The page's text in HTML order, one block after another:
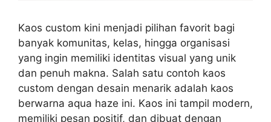
Kaos custom kini menjadi pilihan favorit bagi
banyak komunitas, kelas, hingga organisasi
yang ingin memiliki identitas visual yang unik
dan penuh makna. Salah satu contoh kaos
custom dengan desain menarik adalah kaos
berwarna aqua haze ini. Kaos ini tampil modern,
memiliki pesan positif, dan dibuat dengan